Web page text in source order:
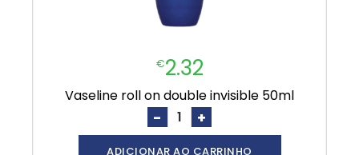
€2.32
vaseline roll on double invisible 50ml
- +
ADICIONAR AO CARRINHO